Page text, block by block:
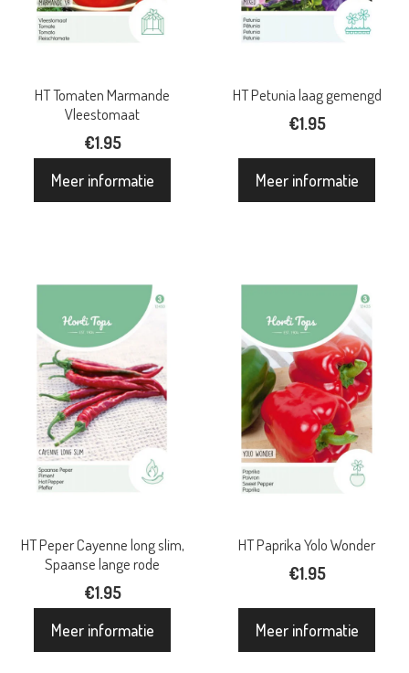
HT Tomaten Marmande
Vleestomaat
€1.95
Meer informatie
HT Petunia laag gemengd
€1.95
Meer informatie
HT Peper Cayenne long slim,
Spaanse lange rode
€1.95
Meer informatie
HT Paprika Yolo Wonder
€1.95
Meer informatie